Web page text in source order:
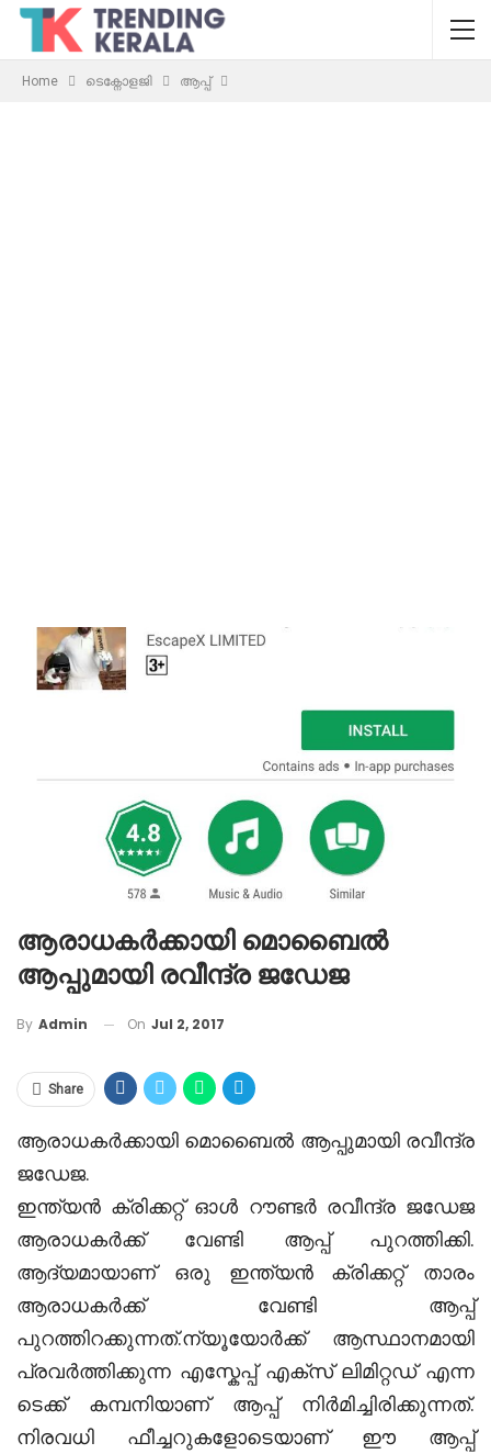
Home ടെക്നോളജി ആപ്പ്
ആരാധകർക്കായി മൊബൈൽ
ആപ്പുമായി രവീന്ദ്ര ജഡേജ
By Admin On Jul 2, 2017
Share
ആരാധകർക്കായി മൊബൈൽ ആപ്പുമായി രവീന്ദ്ര
ജഡേജ.
ഇന്ത്യന്‍ ക്രിക്കറ്റ് ഓൾ റൗണ്ടർ രവീന്ദ്ര ജഡേജ
ആരാധകർക്ക് വേണ്ടി ആപ്പ് പുറത്തിക്കി.
ആദ്യമായാണ് ഒരു ഇന്ത്യന്‍ ക്രിക്കറ്റ് താരം
ആരാധകർക്ക് വേണ്ടി ആപ്പ്
പുറത്തിറക്കുന്നത്.ന്യൂയോർക്ക് ആസ്ഥാനമായി
പ്രവർത്തിക്കുന്ന എസ്കേപ്പ് എക്സ് ലിമിറ്റഡ് എന്ന
ടെക്ക് കമ്പനിയാണ് ആപ്പ് നിർമിച്ചിരിക്കുന്നത്.
നിരവധി ഫീച്ചറുകളോടെയാണ് ഈ ആപ്പ്